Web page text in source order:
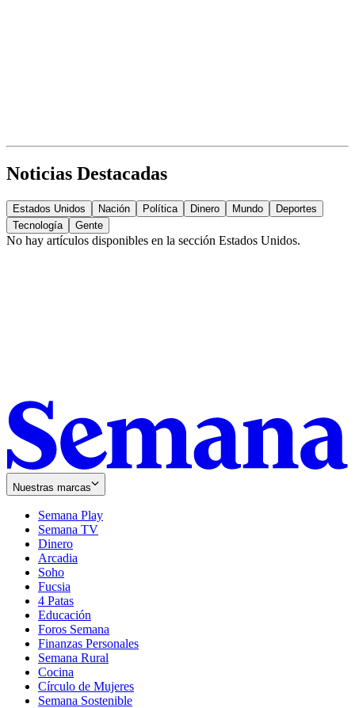
Noticias Destacadas
Estados Unidos Nación Política Dinero Mundo
Deportes
Tecnología
Gente
No hay artículos disponibles en la sección Estados Unidos.
Nuestras marcas
Semana Play
Semana TV
Dinero
Arcadia
Soho
in
new
window
Fucsia
in
new
window
4 Patas
Educación
Foros Semana
Finanzas Personales
Semana Rural
Cocina
Círculo de Mujeres
Semana Sostenible